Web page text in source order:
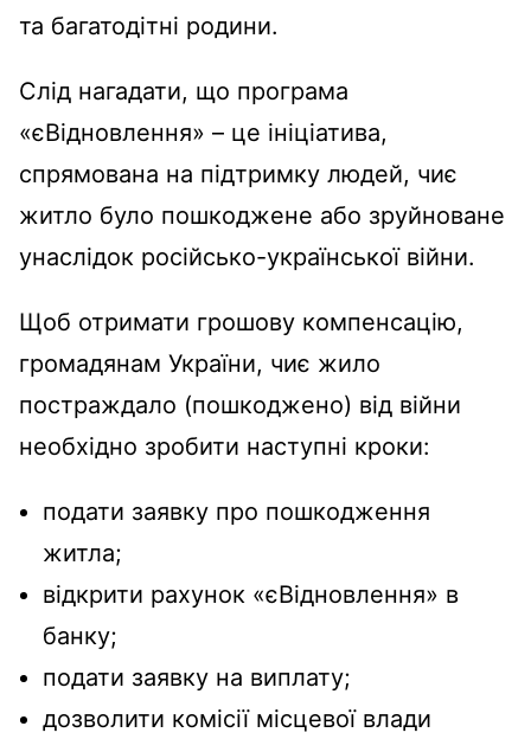
та багатодітні родини.
Слід нагадати, що програма
«єВідновлення» – це ініціатива,
спрямована на підтримку людей, чиє
житло було пошкоджене або зруйноване
унаслідок російсько-української війни.
Щоб отримати грошову компенсацію,
громадянам України, чиє жило
постраждало (пошкоджено) від війни
необхідно зробити наступні кроки:
подати заявку про пошкодження
житла;
відкрити рахунок «єВідновлення» в
банку;
подати заявку на виплату;
дозволити комісії місцевої влади